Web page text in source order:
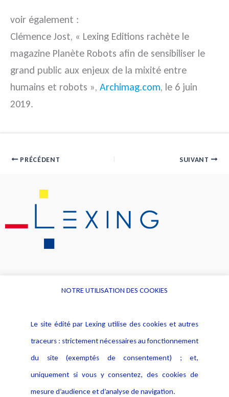
voir également :
Clémence Jost, « Lexing Editions rachète le
magazine Planète Robots afin de sensibiliser le
grand public aux enjeux de la mixité entre
humains et robots », Archimag.com, le 6 juin
2019.
PRÉCÉDENT SUIVANT
Alerte professionnelle
Déclaration d'accessibilité
Notice Légale
Politique de protection des
données
Publications
NOTRE UTILISATION DES COOKIES
Le site édité par Lexing utilise des cookies et autres
traceurs : strictement nécessaires au fonctionnement
du site (exemptés de consentement) ; et,
uniquement si vous y consentez, des cookies de
mesure d’audience et d’analyse de navigation.